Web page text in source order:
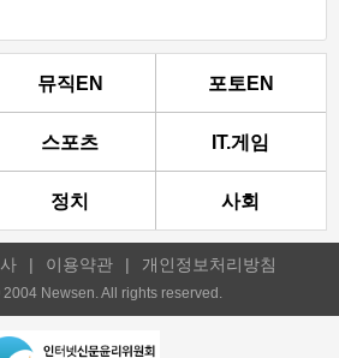
뮤직EN 포토EN
스포츠 IT.게임
정치 사회
| 이용약관 | 개인정보처리방침
Newsen. All rights reserved.